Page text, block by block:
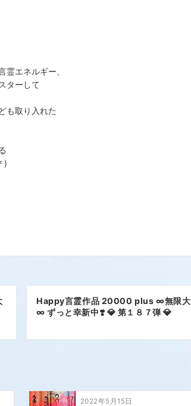
霊エネルギー、
ターして
も取り入れた
)
Happy言霊作品 20000 plus ∞無限大
∞ ずっと幸新中❣️ 💎 第１８７弾 💎
2022年5月15日